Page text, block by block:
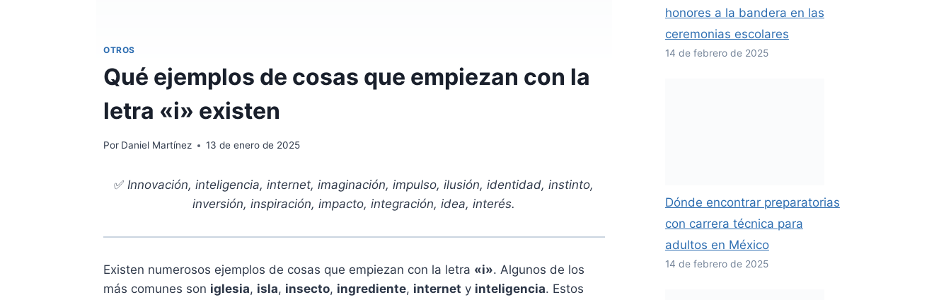
OTROS
Qué ejemplos de cosas que empiezan con la
letra «i» existen
Por Daniel Martínez 13 de enero de 2025
✅Innovación, inteligencia, internet, imaginación, impulso, ilusión, identidad, instinto,
inversión, inspiración, impacto, integración, idea, interés.
Existen numerosos ejemplos de cosas que empiezan con la letra «i». Algunos de los
más comunes son iglesia, isla, insecto, ingrediente, internet y inteligencia. Estos
honores a la bandera en las
ceremonias escolares
14 de febrero de 2025
Dónde encontrar preparatorias
con carrera técnica para
adultos en México
14 de febrero de 2025